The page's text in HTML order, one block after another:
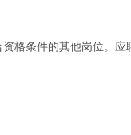
格条件的其他岗位。